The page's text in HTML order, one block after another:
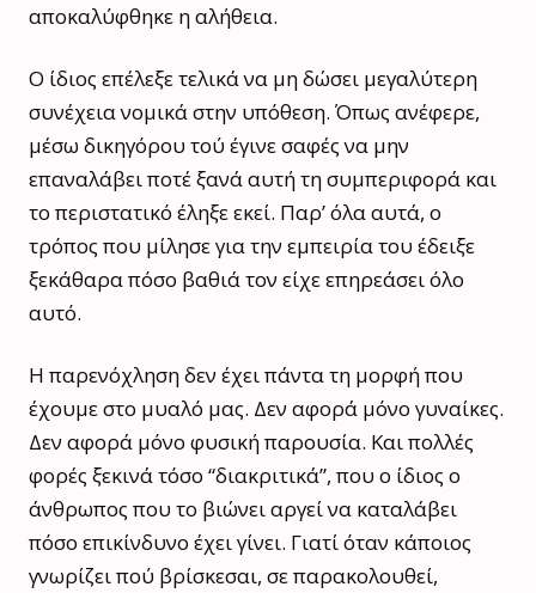
αποκαλύφθηκε η αλήθεια.
Ο ίδιος επέλεξε τελικά να μη δώσει μεγαλύτερη
συνέχεια νομικά στην υπόθεση. Όπως ανέφερε,
μέσω δικηγόρου τού έγινε σαφές να μην
επαναλάβει ποτέ ξανά αυτή τη συμπεριφορά και
το περιστατικό έληξε εκεί. Παρ’ όλα αυτά, ο
τρόπος που μίλησε για την εμπειρία του έδειξε
ξεκάθαρα πόσο βαθιά τον είχε επηρεάσει όλο
αυτό.
Η παρενόχληση δεν έχει πάντα τη μορφή που
έχουμε στο μυαλό μας. Δεν αφορά μόνο γυναίκες.
Δεν αφορά μόνο φυσική παρουσία. Και πολλές
φορές ξεκινά τόσο “διακριτικά”, που ο ίδιος ο
άνθρωπος που το βιώνει αργεί να καταλάβει
πόσο επικίνδυνο έχει γίνει. Γιατί όταν κάποιος
γνωρίζει πού βρίσκεσαι, σε παρακολουθεί,